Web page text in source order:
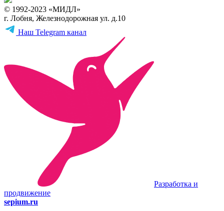
© 1992-2023 «МИДЛ»
г. Лобня, Железнодорожная ул. д.10
Наш Telegram канал
Разработка и
продвижение
sepium.ru